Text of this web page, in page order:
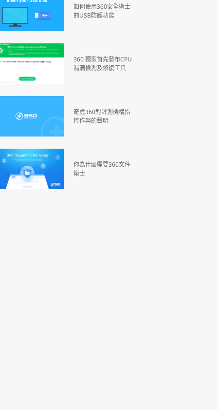
如何使用360安全衛士
的USB防護功能
360 獨家首先發布CPU
漏洞檢測及修復工具
奇虎360對評測機構指
控作弊的聲明
你為什麼需要360文件
衛士